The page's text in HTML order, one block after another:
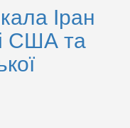
Іран
США та